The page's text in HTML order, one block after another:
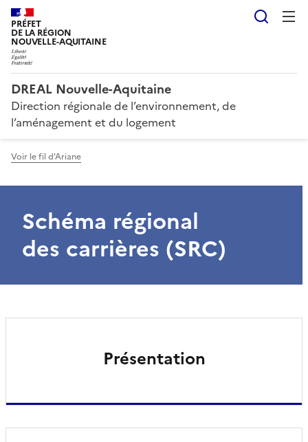
PRÉFET
DE LA RÉGION
NOUVELLE-AQUITAINE
DREAL Nouvelle-Aquitaine
Direction régionale de l’environnement, de
l’aménagement et du logement
Voir le fil d'Ariane
Schéma régional
des carrières (SRC)
Présentation